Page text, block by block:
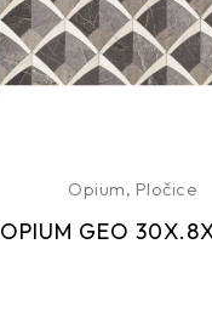
Opium, Pločice
OPIUM GEO